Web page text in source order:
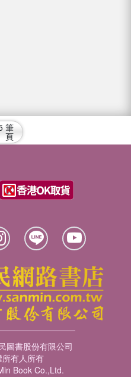
筆
頁
圖書股份有限公司
有人所有
Book Co.,Ltd.